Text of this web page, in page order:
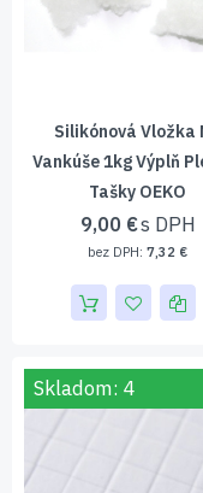
Silikónová Vložka
Vankúše 1kg Výplň
Tašky OEKO
9,00 €
7,32 €
Skladom: 4